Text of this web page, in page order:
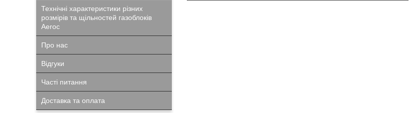
Технічні характеристики різних
розмірів та щільностей газоблоків
Aeroc
Про нас
Відгуки
Часті питання
Доставка та оплата